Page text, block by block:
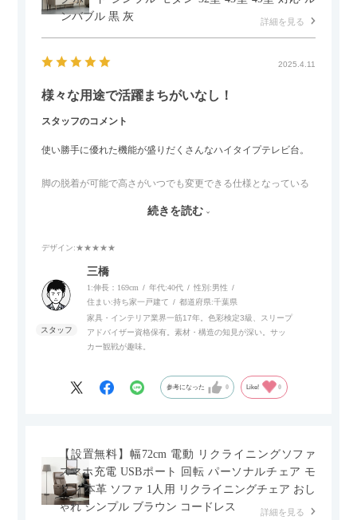
ンバブル 黒 灰
詳細を見る
2025.4.11
様々な用途で活躍まちがいなし！
スタッフのコメント
使い勝手に優れた機能が盛りだくさんなハイタイプテレビ台。
脚の脱着が可能で高さがいつでも変更できる仕様となっている
また、補助テーブルとして使用可能なスライドテーブルや収納
内部にもプリンターなどが置けるスライド棚板がついているの
でテレビ台以外にもオフィスなどでの収納家具やリビングでの
サイドボードとして多目的な用途に対応しています。
また、扉は横方向へのスライド式となっているので開閉時のス
ペースを最小限に抑えられ、省スペースでご利用いただけるの
続きを読む
デザイン:★★★★★
三橋
1:伸長：169cm 年代:40代 性別:男性
住まい:持ち家一戸建て 都道府県:千葉県
家具・インテリア業界一筋17年。色彩検定3級、スリープ
アドバイザー資格保有。素材・構造の知見が深い。サッ
カー観戦が趣味。
参考になった 0 Like! 0
【設置無料】幅72cm 電動 リクライニングソファ
スマホ充電 USBポート 回転 パーソナルチェア モ
ダン 本革 ソファ 1人用 リクライニングチェア おし
ゃれ シンプル ブラウン コードレス
詳細を見る